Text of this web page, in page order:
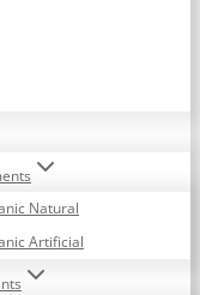
Natural
Artificial